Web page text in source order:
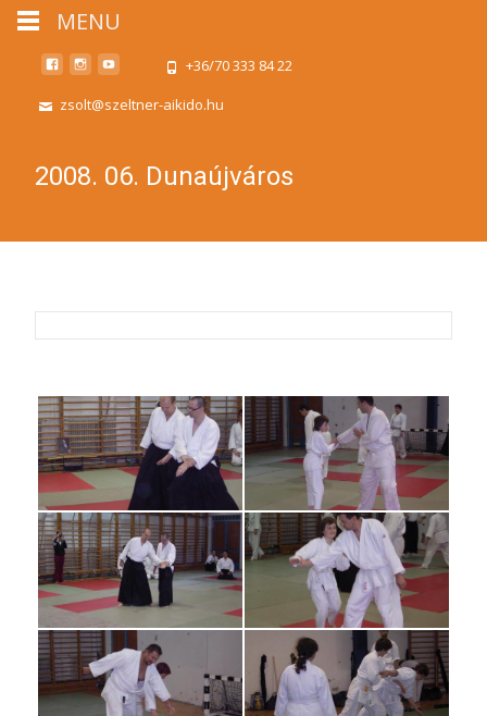
+36/70 333 84 22
zsolt@szeltner-aikido.hu
2008. 06. Dunaújváros
MENU